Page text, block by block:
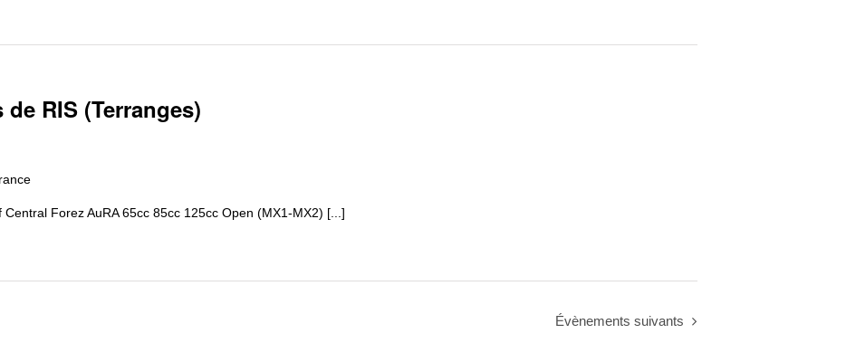
RIS (Terranges)
Forez AuRA 65cc 85cc 125cc Open (MX1-MX2) [...]
Évènements suivants